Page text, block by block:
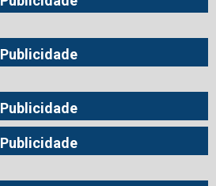
Publicidade
Publicidade
Publicidade